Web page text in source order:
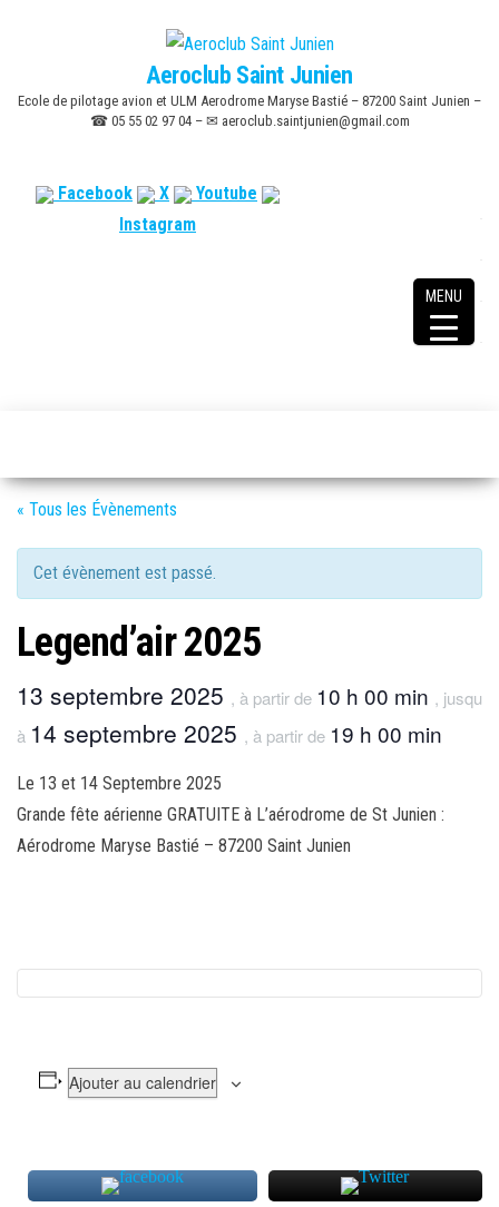
content
Aeroclub Saint Junien
Ecole de pilotage avion et ULM Aerodrome Maryse Bastié – 87200 Saint Junien –
☎ 05 55 02 97 04 – ✉ aeroclub.saintjunien@gmail.com
Facebook X
Youtube
Instagram
« Tous les Évènements
Cet évènement est passé.
Legend’air 2025
13 septembre 2025 , à partir de 10 h 00 min , jusqu
à 14 septembre 2025 , à partir de 19 h 00 min
Le 13 et 14 Septembre 2025
Grande fête aérienne GRATUITE à L’aérodrome de St Junien :
Aérodrome Maryse Bastié – 87200 Saint Junien
Ajouter au calendrier
MENU